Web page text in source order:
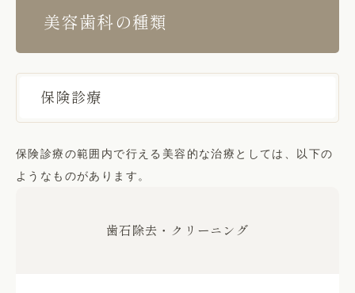
美容歯科の種類
保険診療
保険診療の範囲内で行える美容的な治療としては、以下の
ようなものがあります。
歯石除去・クリーニング